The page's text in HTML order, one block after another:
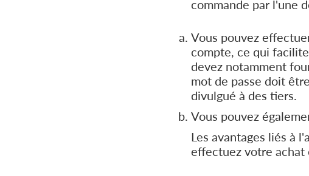
commande par l'une
Vous pouvez
compte, ce qui
devez notamment
mot de passe doit
divulgué à des tiers.
Vous pouvez
Les avantages liés à
effectuez votre achat